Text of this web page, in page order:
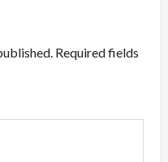
Required fields